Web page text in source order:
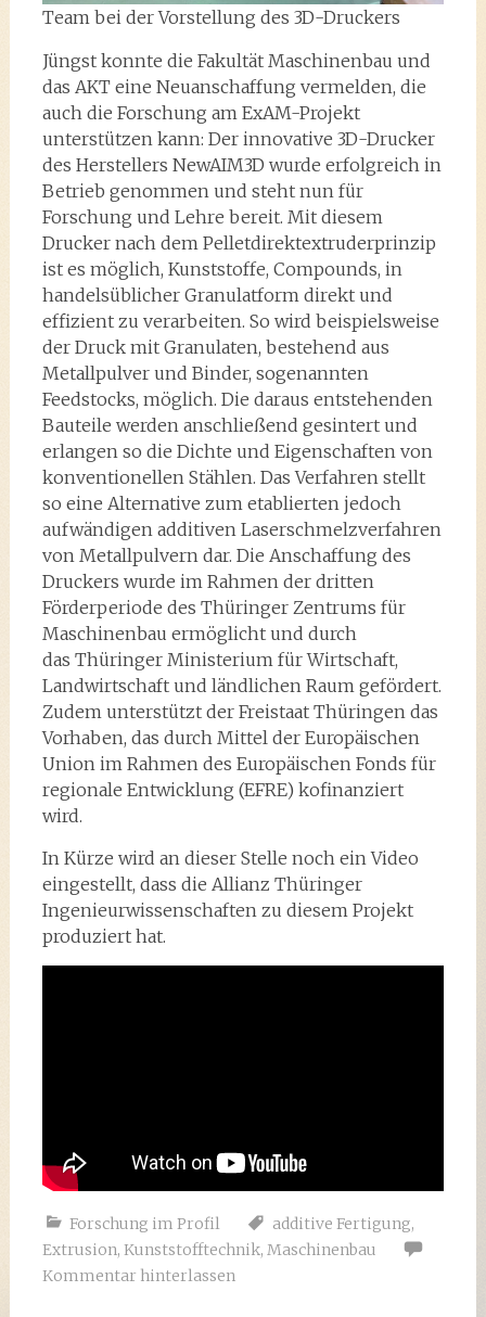
Team bei der Vorstellung des 3D-Druckers
Jüngst konnte die Fakultät Maschinenbau und
das AKT eine Neuanschaffung vermelden, die
auch die Forschung am ExAM-Projekt
unterstützen kann: Der innovative 3D-Drucker
des Herstellers NewAIM3D wurde erfolgreich in
Betrieb genommen und steht nun für
Forschung und Lehre bereit. Mit diesem
Drucker nach dem Pelletdirektextruderprinzip
ist es möglich, Kunststoffe, Compounds, in
handelsüblicher Granulatform direkt und
effizient zu verarbeiten. So wird beispielsweise
der Druck mit Granulaten, bestehend aus
Metallpulver und Binder, sogenannten
Feedstocks, möglich. Die daraus entstehenden
Bauteile werden anschließend gesintert und
erlangen so die Dichte und Eigenschaften von
konventionellen Stählen. Das Verfahren stellt
so eine Alternative zum etablierten jedoch
aufwändigen additiven Laserschmelzverfahren
von Metallpulvern dar. Die Anschaffung des
Druckers wurde im Rahmen der dritten
Förderperiode des Thüringer Zentrums für
Maschinenbau ermöglicht und durch
das Thüringer Ministerium für Wirtschaft,
Landwirtschaft und ländlichen Raum gefördert.
Zudem unterstützt der Freistaat Thüringen das
Vorhaben, das durch Mittel der Europäischen
Union im Rahmen des Europäischen Fonds für
regionale Entwicklung (EFRE) kofinanziert
wird.
In Kürze wird an dieser Stelle noch ein Video
eingestellt, dass die Allianz Thüringer
Ingenieurwissenschaften zu diesem Projekt
produziert hat.
Forschung im Profil additive Fertigung,
Extrusion, Kunststofftechnik, Maschinenbau
Kommentar hinterlassen